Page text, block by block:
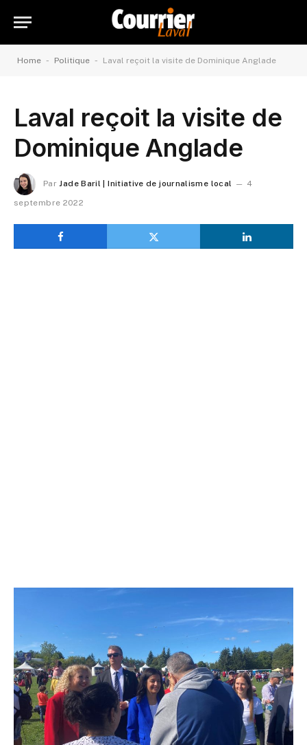
Home - Politique - Laval reçoit la visite de Dominique Anglade
Laval reçoit la visite de
Dominique Anglade
Par Jade Baril | Initiative de journalisme local
4
septembre 2022